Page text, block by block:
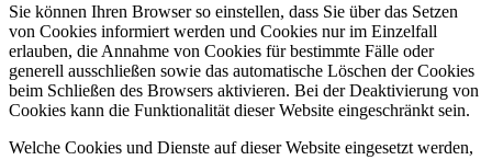
Sie können Ihren Browser so einstellen, dass Sie über das Setzen
von Cookies informiert werden und Cookies nur im Einzelfall
erlauben, die Annahme von Cookies für bestimmte Fälle oder
generell ausschließen sowie das automatische Löschen der Cookies
beim Schließen des Browsers aktivieren. Bei der Deaktivierung von
Cookies kann die Funktionalität dieser Website eingeschränkt sein.
Welche Cookies und Dienste auf dieser Website eingesetzt werden,